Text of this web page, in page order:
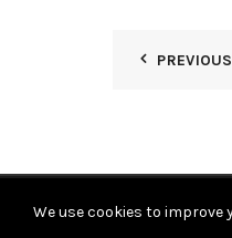
We use cookies to improve